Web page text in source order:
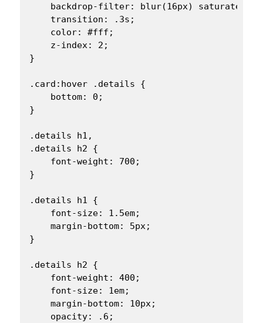
backdrop-filter: blur(16px)
    transition: .3s;
    color: #fff;
    z-index: 2;
}
.card:hover .details {
    bottom: 0;
}
.details h1,
.details h2 {
    font-weight: 700;
}
.details h1 {
    font-size: 1.5em;
    margin-bottom: 5px;
}
.details h2 {
    font-weight: 400;
    font-size: 1em;
    margin-bottom: 10px;
    opacity: .6;